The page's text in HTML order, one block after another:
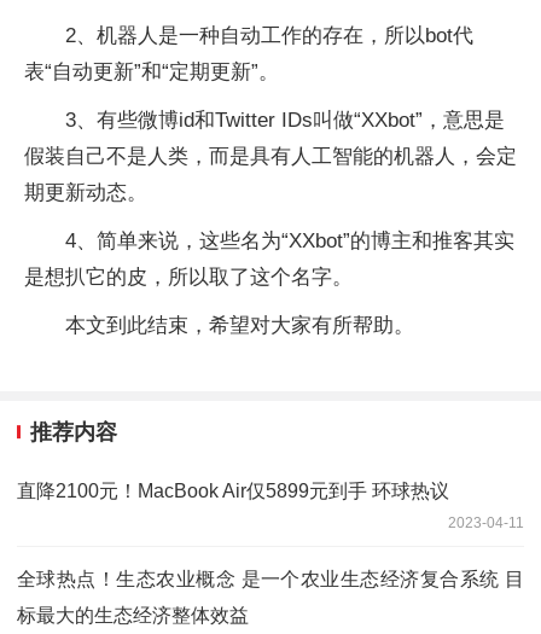
2、机器人是一种自动工作的存在，所以bot代
表“自动更新”和“定期更新”。
3、有些微博id和Twitter IDs叫做“XXbot”，意思是
假装自己不是人类，而是具有人工智能的机器人，会定
期更新动态。
4、简单来说，这些名为“XXbot”的博主和推客其实
是想扒它的皮，所以取了这个名字。
本文到此结束，希望对大家有所帮助。
推荐内容
直降2100元！MacBook Air仅5899元到手 环球热议
2023-04-11
全球热点！生态农业概念 是一个农业生态经济复合系统 目
标最大的生态经济整体效益